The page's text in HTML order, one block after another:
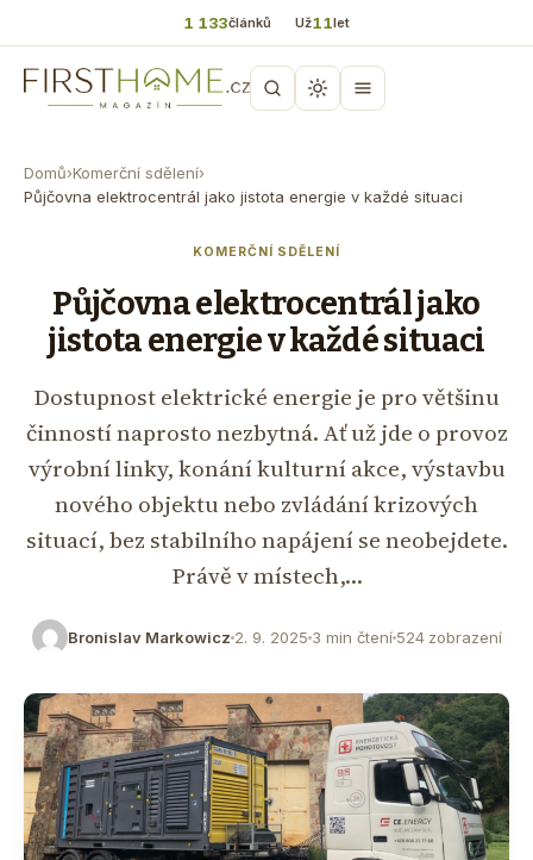
1 133článků Už11let
Domů›Komerční sdělení›
Půjčovna elektrocentrál jako jistota energie v každé situaci
KOMERČNÍ SDĚLENÍ
Půjčovna elektrocentrál jako
jistota energie v každé situaci
Dostupnost elektrické energie je pro většinu
činností naprosto nezbytná. Ať už jde o provoz
výrobní linky, konání kulturní akce, výstavbu
nového objektu nebo zvládání krizových
situací, bez stabilního napájení se neobejdete.
Právě v místech,…
Bronislav Markowicz 2. 9. 2025 3 min čtení524 zobrazení